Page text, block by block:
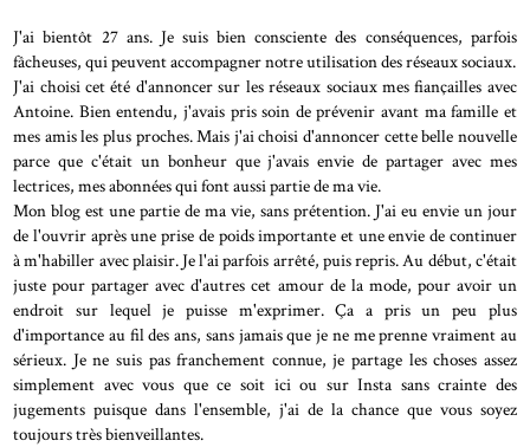
J'ai bientôt 27 ans. Je suis bien consciente des conséquences, parfois
fâcheuses, qui peuvent accompagner notre utilisation des réseaux sociaux.
J'ai choisi cet été d'annoncer sur les réseaux sociaux mes fiançailles avec
Antoine. Bien entendu, j'avais pris soin de prévenir avant ma famille et
mes amis les plus proches. Mais j'ai choisi d'annoncer cette belle nouvelle
parce que c'était un bonheur que j'avais envie de partager avec mes
lectrices, mes abonnées qui font aussi partie de ma vie.
Mon blog est une partie de ma vie, sans prétention. J'ai eu envie un jour
de l'ouvrir après une prise de poids importante et une envie de continuer
à m'habiller avec plaisir. Je l'ai parfois arrêté, puis repris. Au début, c'était
juste pour partager avec d'autres cet amour de la mode, pour avoir un
endroit sur lequel je puisse m'exprimer. Ça a pris un peu plus
d'importance au fil des ans, sans jamais que je ne me prenne vraiment au
sérieux. Je ne suis pas franchement connue, je partage les choses assez
simplement avec vous que ce soit ici ou sur Insta sans crainte des
jugements puisque dans l'ensemble, j'ai de la chance que vous soyez
toujours très bienveillantes.